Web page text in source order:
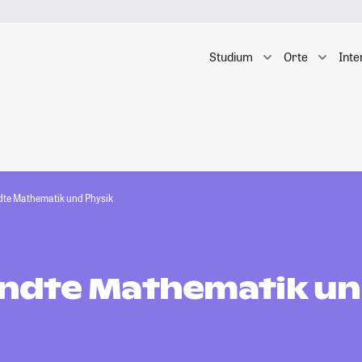
Studium Orte
Mathematik und Physik
Mathematik